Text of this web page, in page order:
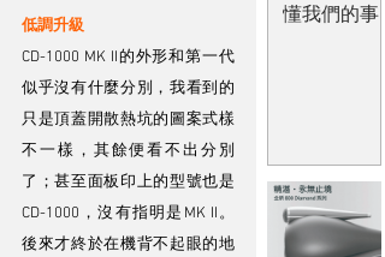
低調升級
CD-1000 MK II的外形和第一代
似乎沒有什麼分別，我看到的
只是頂蓋開散熱坑的圖案式樣
不一樣，其餘便看不出分別
了；甚至面板印上的型號也是
CD-1000，沒有指明是MK II。
後來才終於在機背不起眼的地
懂我們的事